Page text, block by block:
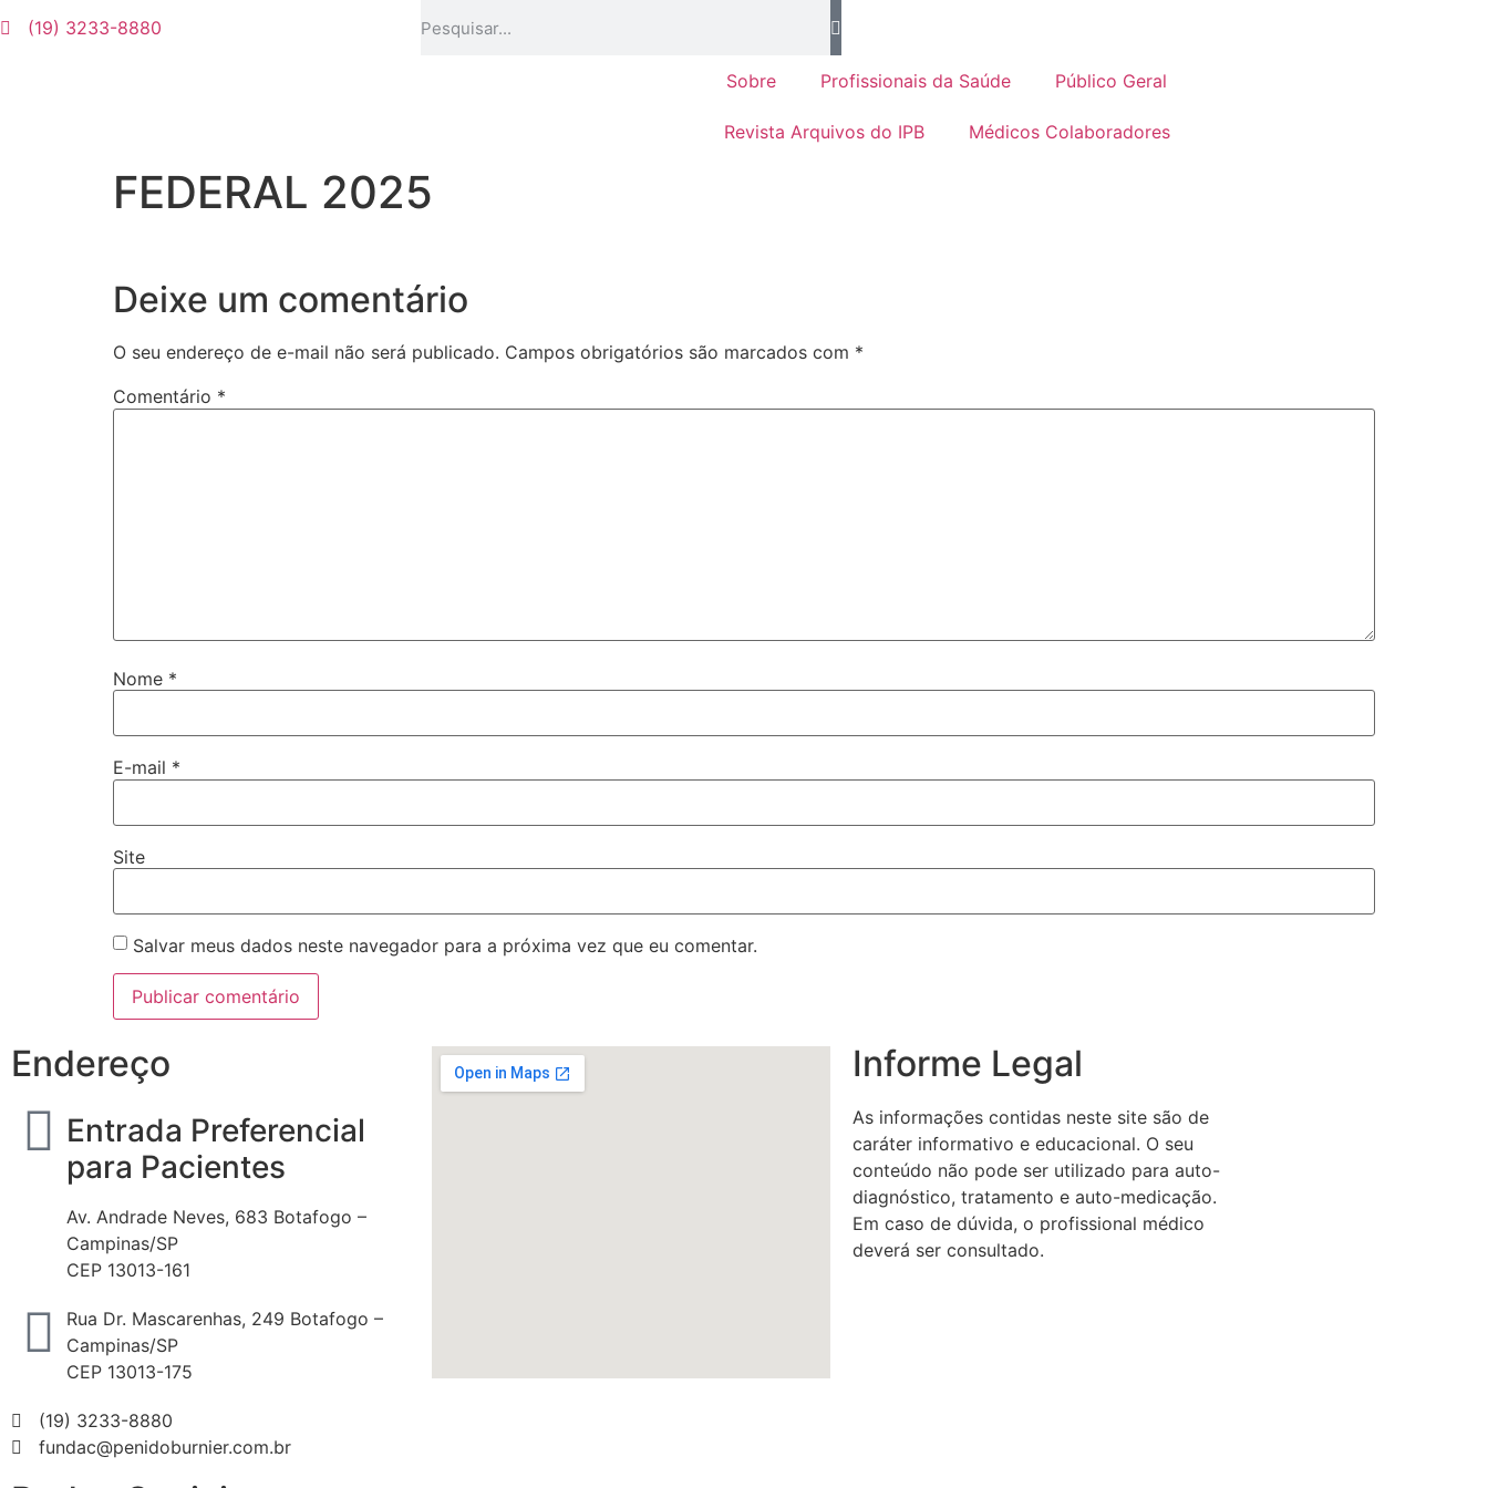
(19) 3233-8880
Sobre Profissionais da Saúde Público Geral
Revista Arquivos do IPB Médicos Colaboradores
FEDERAL 2025
Deixe um comentário
O seu endereço de e-mail não será publicado. Campos obrigatórios são marcados com *
Comentário *
Nome *
E-mail *
Site
Salvar meus dados neste navegador para a próxima vez que eu comentar.
Endereço
Entrada Preferencial
para Pacientes
Av. Andrade Neves, 683 Botafogo –
Campinas/SP
CEP 13013-161
Rua Dr. Mascarenhas, 249 Botafogo –
Campinas/SP
CEP 13013-175
(19) 3233-8880
fundac@penidoburnier.com.br
Informe Legal
As informações contidas neste site são de
caráter informativo e educacional. O seu
conteúdo não pode ser utilizado para auto-
diagnóstico, tratamento e auto-medicação.
Em caso de dúvida, o profissional médico
deverá ser consultado.